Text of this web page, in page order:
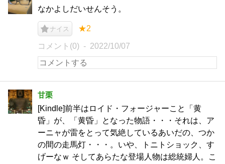
なかよしだいせんそう。
ナイス ★2
コメント(0) 2022/10/07
甘栗
[Kindle]前半はロイド・フォージャーこと「黄
昏」が、「黄昏」となった物語・・・それは、ア
ーニャが雷をとって気絶しているあいだの、つか
の間の走馬灯・・・。いや、トニトショック、す
げーなｗ そしてあらたな登場人物は総統婦人。こ